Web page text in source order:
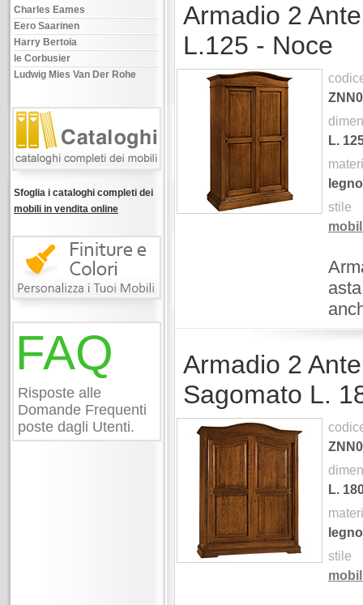
Charles Eames
Eero Saarinen
Harry Bertoia
le Corbusier
Ludwig Mies Van Der Rohe
Sfoglia i cataloghi completi dei
mobili in vendita online
FAQ
Risposte alle
Domande Frequenti
poste dagli Utenti.
Armadio 2
L.125 - Noce
L.
legno
stile
Armadio 2
Sagomato L.
L.
legno
stile